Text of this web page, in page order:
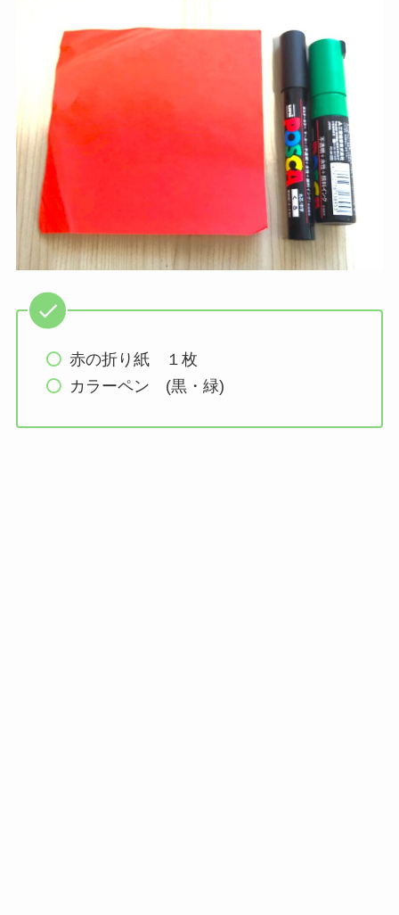
赤の折り紙 １枚
カラーペン (黒・緑)